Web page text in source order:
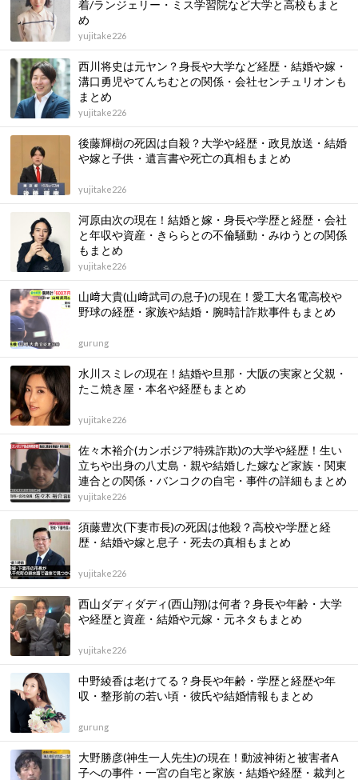
着/ランジェリー・ミス学習院など大学と高校もまと
め
yujitake226
西川将史は元ヤン？身長や大学など経歴・結婚や嫁・
溝口勇児やてんちむとの関係・会社センチュリオンも
まとめ
yujitake226
後藤輝樹の死因は自殺？大学や経歴・政見放送・結婚
や嫁と子供・遺言書や死亡の真相もまとめ
yujitake226
河原由次の現在！結婚と嫁・身長や学歴と経歴・会社
と年収や資産・きららとの不倫騒動・みゆうとの関係
もまとめ
yujitake226
山﨑大貴(山﨑武司の息子)の現在！愛工大名電高校や
野球の経歴・家族や結婚・腕時計詐欺事件もまとめ
gurung
水川スミレの現在！結婚や旦那・大阪の実家と父親・
たこ焼き屋・本名や経歴もまとめ
yujitake226
佐々木裕介(カンボジア特殊詐欺)の大学や経歴！生い
立ちや出身の八丈島・親や結婚した嫁など家族・関東
連合との関係・バンコクの自宅・事件の詳細もまとめ
yujitake226
須藤豊次(下妻市長)の死因は他殺？高校や学歴と経
歴・結婚や嫁と息子・死去の真相もまとめ
yujitake226
西山ダディダディ(西山翔)は何者？身長や年齢・大学
や経歴と資産・結婚や元嫁・元ネタもまとめ
yujitake226
中野綾香は老けてる？身長や年齢・学歴と経歴や年
収・整形前の若い頃・彼氏や結婚情報もまとめ
gurung
大野勝彦(神生一人先生)の現在！動波神術と被害者A
子への事件・一宮の自宅と家族・結婚や経歴・裁判と